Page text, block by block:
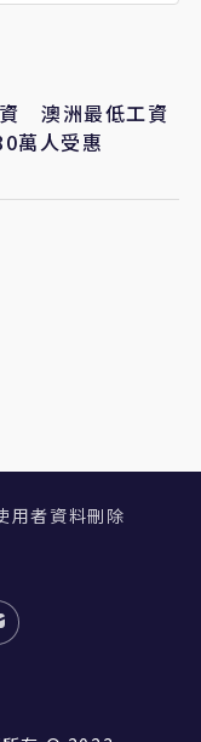
澳洲最低工資
萬人受惠
用者資料刪除